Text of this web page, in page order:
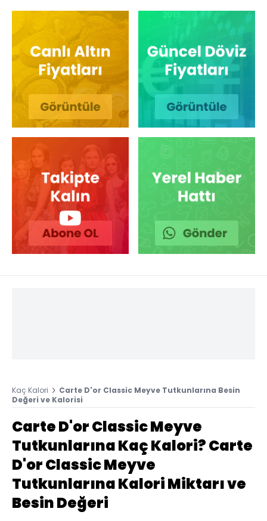
Kaç Kalori
Carte D'or Classic Meyve Tutkunlarına Besin
Değeri ve Kalorisi
Carte D'or Classic Meyve
Tutkunlarına Kaç Kalori? Carte
D'or Classic Meyve
Tutkunlarına Kalori Miktarı ve
Besin Değeri